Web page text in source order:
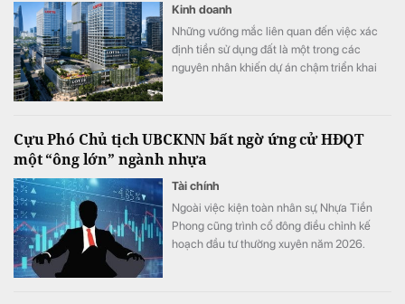
Kinh doanh
Những vướng mắc liên quan đến việc xác
định tiền sử dụng đất là một trong các
nguyên nhân khiến dự án chậm triển khai
Cựu Phó Chủ tịch UBCKNN bất ngờ ứng cử HĐQT
một “ông lớn” ngành nhựa
Tài chính
Ngoài việc kiện toàn nhân sự, Nhựa Tiền
Phong cũng trình cổ đông điều chỉnh kế
hoạch đầu tư thường xuyên năm 2026.